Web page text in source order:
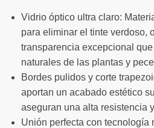
Vidrio óptico ultra claro:
para eliminar el tinte verdoso,
transparencia excepcional
naturales de las plantas y
Bordes pulidos y corte
aportan un acabado estético
aseguran una alta resistencia
Unión perfecta con tecnología